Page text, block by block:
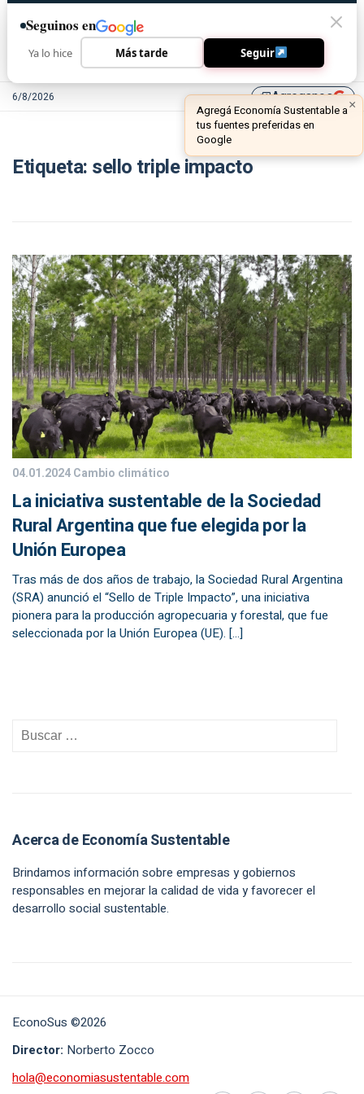
6/8/2026 library_addAgreganos ×
Agregá Economía Sustentable a
tus fuentes preferidas en
Google
Etiqueta: sello triple impacto
04.01.2024Cambio climático
La iniciativa sustentable de la Sociedad
Rural Argentina que fue elegida por la
Unión Europea
Tras más de dos años de trabajo, la Sociedad Rural Argentina
(SRA) anunció el “Sello de Triple Impacto”, una iniciativa
pionera para la producción agropecuaria y forestal, que fue
seleccionada por la Unión Europea (UE). […]
Acerca de Economía Sustentable
Brindamos información sobre empresas y gobiernos
responsables en mejorar la calidad de vida y favorecer el
desarrollo social sustentable.
EconoSus ©2026
Director: Norberto Zocco
hola@economiasustentable.com
Seguinos en
Ya lo hice Más tarde Seguir